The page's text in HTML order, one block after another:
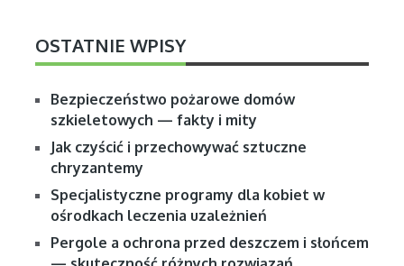
OSTATNIE WPISY
Bezpieczeństwo pożarowe domów
szkieletowych — fakty i mity
Jak czyścić i przechowywać sztuczne
chryzantemy
Specjalistyczne programy dla kobiet w
ośrodkach leczenia uzależnień
Pergole a ochrona przed deszczem i słońcem